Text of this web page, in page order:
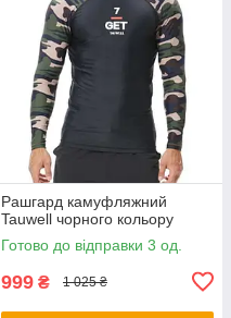
Рашгард камуфляжний
Tauwell чорного кольору
Готово до відправки 3 од.
999 ₴ 1 025 ₴